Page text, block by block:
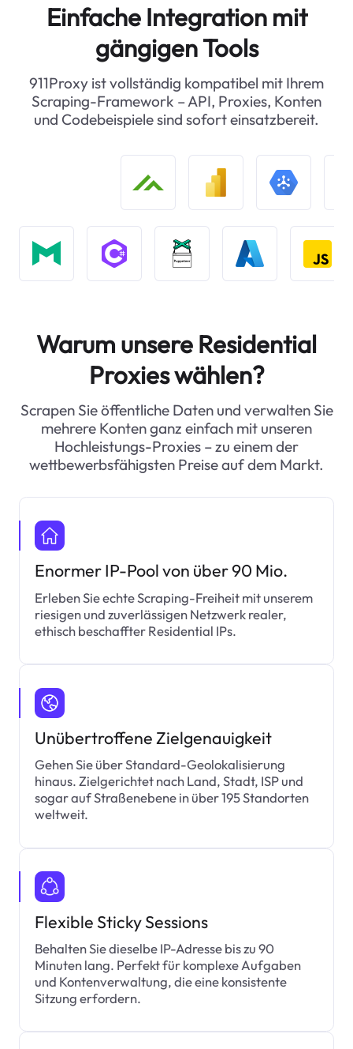
Einfache Integration mit
gängigen Tools
911Proxy ist vollständig kompatibel mit Ihrem
Scraping-Framework – API, Proxies, Konten
und Codebeispiele sind sofort einsatzbereit.
Warum unsere Residential
Proxies wählen?
Scrapen Sie öffentliche Daten und verwalten Sie
mehrere Konten ganz einfach mit unseren
Hochleistungs-Proxies – zu einem der
wettbewerbsfähigsten Preise auf dem Markt.
Enormer IP-Pool von über 90 Mio.
Erleben Sie echte Scraping-Freiheit mit unserem
riesigen und zuverlässigen Netzwerk realer,
ethisch beschaffter Residential IPs.
Unübertroffene Zielgenauigkeit
Gehen Sie über Standard-Geolokalisierung
hinaus. Zielgerichtet nach Land, Stadt, ISP und
sogar auf Straßenebene in über 195 Standorten
weltweit.
Flexible Sticky Sessions
Behalten Sie dieselbe IP-Adresse bis zu 90
Minuten lang. Perfekt für komplexe Aufgaben
und Kontenverwaltung, die eine konsistente
Sitzung erfordern.